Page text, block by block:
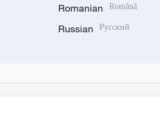
Romanian Română
Russian Русский